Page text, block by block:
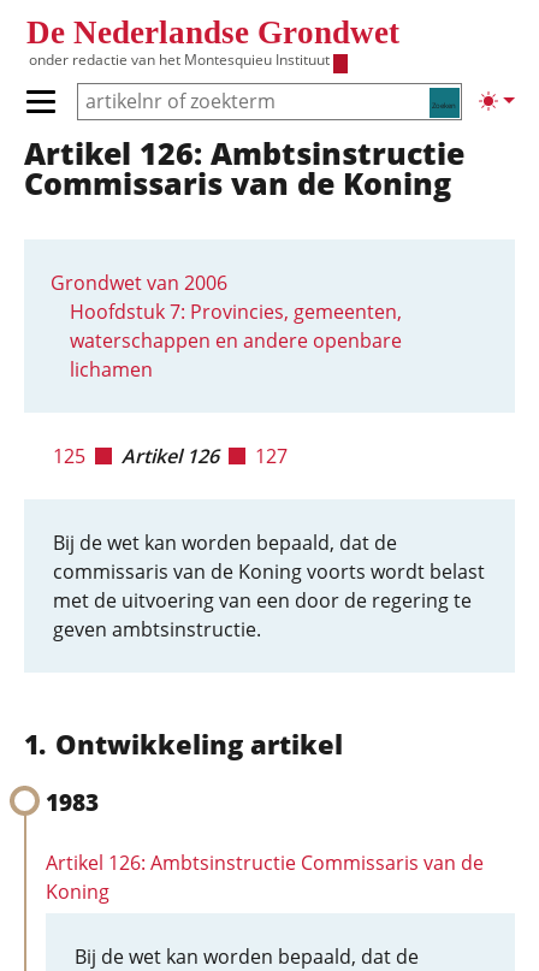
De Nederlandse Grondwet
onder redactie van het Montesquieu Instituut
Zoeken
Primair menu tonen/verbergen
Hoofdnavigatie
Artikel 126: Ambtsinstructie
Commissaris van de Koning
Grondwet van 2006
Hoofdstuk 7: Provincies, gemeenten,
waterschappen en andere openbare
lichamen
125 Artikel 126 127
Bij de wet kan worden bepaald, dat de
commissaris van de Koning voorts wordt belast
met de uitvoering van een door de regering te
geven ambtsinstructie.
Ontwikkeling artikel
1983
Artikel 126: Ambtsinstructie Commissaris van de
Koning
Bij de wet kan worden bepaald, dat de